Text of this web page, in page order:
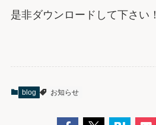
是非ダウンロードして下さい！
blog お知らせ